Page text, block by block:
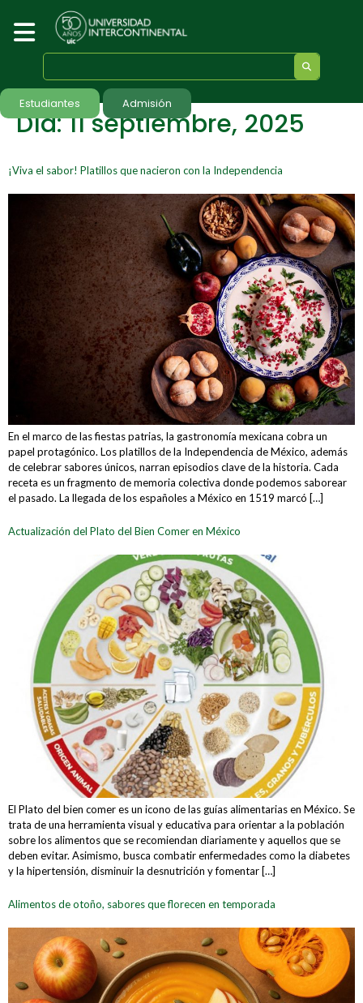
Estudiantes Admisión
Día:11 septiembre, 2025
¡Viva el sabor! Platillos que nacieron con la Independencia
En el marco de las fiestas patrias, la gastronomía mexicana cobra un
papel protagónico. Los platillos de la Independencia de México, además
de celebrar sabores únicos, narran episodios clave de la historia. Cada
receta es un fragmento de memoria colectiva donde podemos saborear
el pasado. La llegada de los españoles a México en 1519 marcó […]
Actualización del Plato del Bien Comer en México
El Plato del bien comer es un icono de las guías alimentarias en México. Se
trata de una herramienta visual y educativa para orientar a la población
sobre los alimentos que se recomiendan diariamente y aquellos que se
deben evitar. Asimismo, busca combatir enfermedades como la diabetes
y la hipertensión, disminuir la desnutrición y fomentar […]
Alimentos de otoño, sabores que florecen en temporada